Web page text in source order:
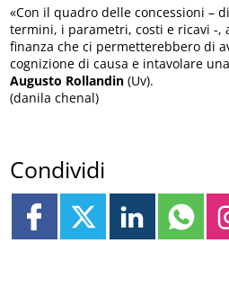
«Con il quadro delle concessioni –
termini, i parametri, costi e ricavi -,
finanza che ci permetterebbero di
cognizione di causa e intavolare
Augusto Rollandin (Uv).
(danila chenal)
Condividi